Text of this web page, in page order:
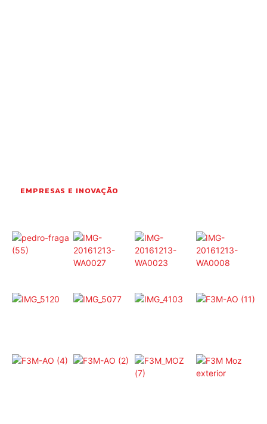
Onde comprar o Jornal
Voz da Solidariedade
Seia em Números
AUTÁRQUICAS 2025 em Seia
EMPRESAS E INOVAÇÃO